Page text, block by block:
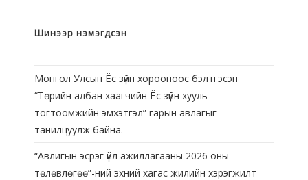
Шинээр нэмэгдсэн
Монгол Улсын Ёс зүйн хорооноос бэлтгэсэн
“Төрийн албан хаагчийн Ёс зүйн хууль
тогтоомжийн эмхэтгэл” гарын авлагыг
танилцуулж байна.
“Авлигын эсрэг үйл ажиллагааны 2026 оны
төлөвлөгөө”-ний эхний хагас жилийн хэрэгжилт